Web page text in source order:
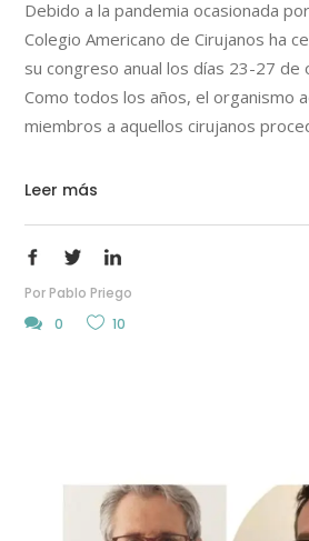
Debido a la pandemia ocasionada
Colegio Americano de Cirujanos ha
su congreso anual los días 23-27 de
Como todos los años, el organismo
miembros a aquellos cirujanos
Leer más
Por Pablo Priego
0
10